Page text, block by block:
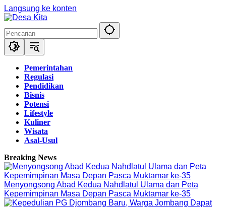
Langsung ke konten
Pemerintahan
Regulasi
Pendidikan
Bisnis
Potensi
Lifestyle
Kuliner
Wisata
Asal-Usul
Breaking News
Menyongsong Abad Kedua Nahdlatul Ulama dan Peta
Kepemimpinan Masa Depan Pasca Muktamar ke-35